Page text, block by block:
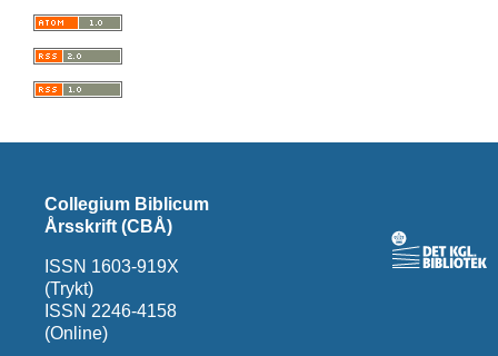
Collegium Biblicum
Årsskrift (CBÅ)
ISSN 1603-919X
(Trykt)
ISSN 2246-4158
(Online)